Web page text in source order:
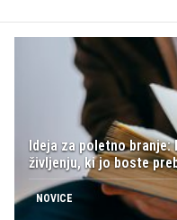
Ideja za poletno branje:
življenju, ki jo boste
NOVICE